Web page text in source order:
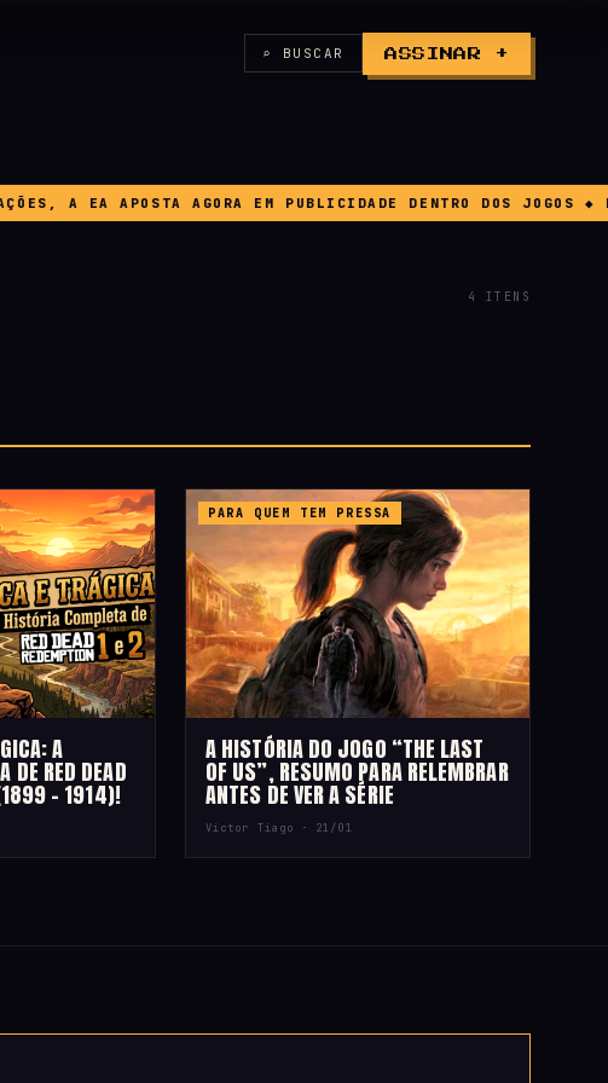
⌕ BUSCAR ASSINAR +
APOSTA AGORA EM PUBLICIDADE DENTRO DOS JOGOS
4 ITENS
A
DE RED DEAD
– 1914)!
PARA QUEM TEM PRESSA
A HISTÓRIA DO JOGO “THE LAST
OF US”, RESUMO PARA RELEMBRAR
ANTES DE VER A SÉRIE
Victor Tiago · 21/01